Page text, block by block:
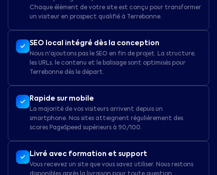
Chaque élément de votre site est conçu pour transformer
un visiteur en prospect qualifié à Terrebonne.
SEO local intégré dès la conception
Nous n'ajoutons pas le SEO en fin de projet. La structure,
les URLs, le contenu et le balisage sont optimisés pour
Terrebonne dès le départ.
Rapide sur mobile
La majorité de vos visiteurs arrivent depuis un
smartphone. Nos sites atteignent régulièrement des
scores PageSpeed supérieurs à 90/100.
Livré avec formation et support
Vous recevez un site que vous savez utiliser. Nous restons